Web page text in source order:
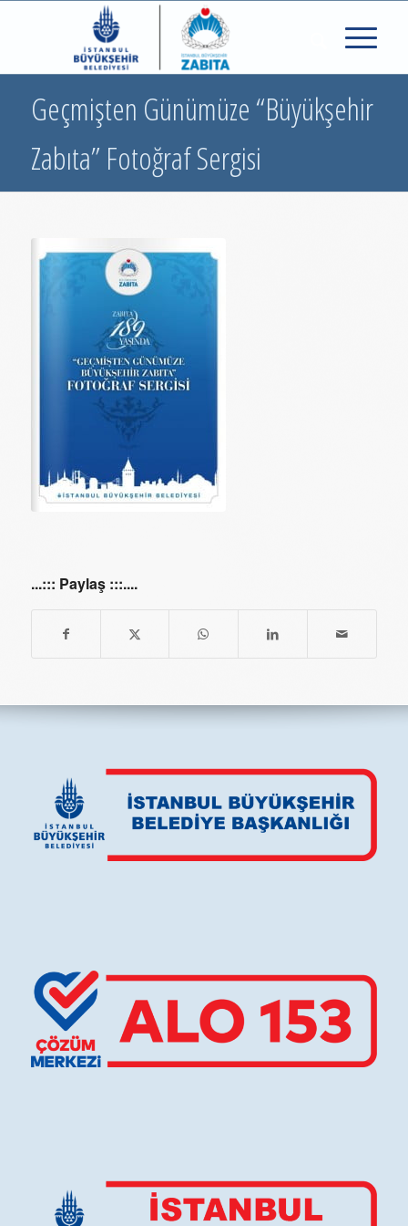
Geçmişten Günümüze “Büyükşehir
Zabıta” Fotoğraf Sergisi
Geçmişten
Günümüze
“Büyükşehir Zabıta”
Fotoğraf Sergisi
...::: Paylaş :::....